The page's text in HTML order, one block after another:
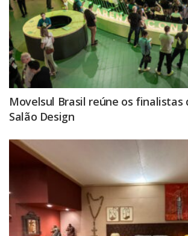
Movelsul Brasil reúne os finalistas
Salão Design